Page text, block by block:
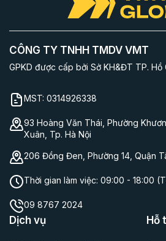
CÔNG TY TNHH TMDV VMT
GPKD được cấp bởi Sở KH&ĐT TP. Hồ
MST: 0314926338
93 Hoàng Văn Thái, Phường
Xuân, Tp. Hà Nội
206 Đồng Đen, Phường 14, Quận
Thời gian làm việc: 09:00 - 18:00
09 8767 2024
Dịch vụ Hỗ